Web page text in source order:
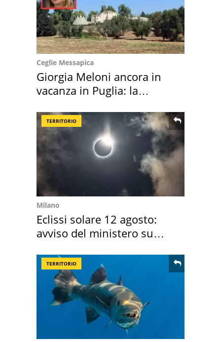
Ceglie Messapica
Giorgia Meloni ancora in
vacanza in Puglia: la
TERRITORIO
Milano
Eclissi solare 12 agosto:
avviso del ministero su
TERRITORIO